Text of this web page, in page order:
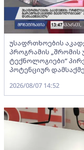
უსაფრთხოების
პროგრამის
ტექნოლოგიები“
პოტენციურ
2026/08/07 14:52